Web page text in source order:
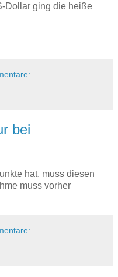
Dollar ging die heiße
bei
hat, muss diesen
muss vorher